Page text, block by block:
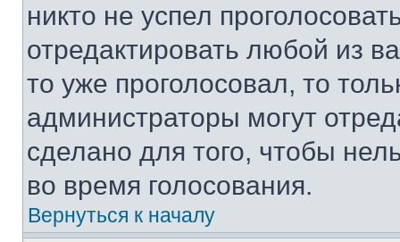
никто не успел
отредактировать любой из
то уже проголосовал, то
администраторы могут
сделано для того, чтобы
во время голосования.
Вернуться к началу